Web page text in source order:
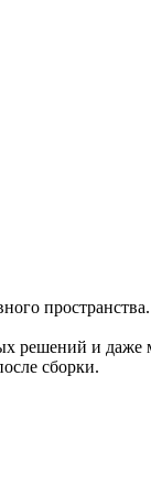
пространства.
решений и даже
сборки.